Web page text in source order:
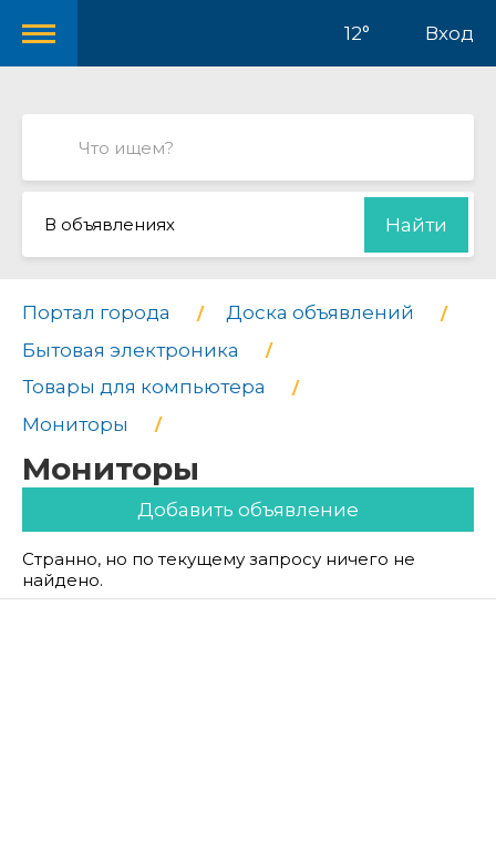
12° Вход
В объявлениях Найти
Портал города
Доска объявлений
Бытовая электроника
Товары для компьютера
Мониторы
Мониторы
Добавить объявление
Странно, но по текущему запросу ничего не
найдено.